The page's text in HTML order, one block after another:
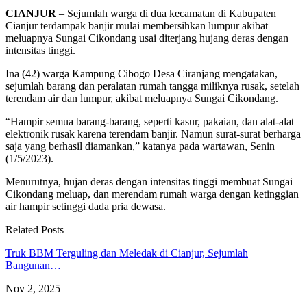
CIANJUR – Sejumlah warga di dua kecamatan di Kabupaten
Cianjur terdampak banjir mulai membersihkan lumpur akibat
meluapnya Sungai Cikondang usai diterjang hujang deras dengan
intensitas tinggi.
Ina (42) warga Kampung Cibogo Desa Ciranjang mengatakan,
sejumlah barang dan peralatan rumah tangga miliknya rusak, setelah
terendam air dan lumpur, akibat meluapnya Sungai Cikondang.
“Hampir semua barang-barang, seperti kasur, pakaian, dan alat-alat
elektronik rusak karena terendam banjir. Namun surat-surat berharga
saja yang berhasil diamankan,” katanya pada wartawan, Senin
(1/5/2023).
Menurutnya, hujan deras dengan intensitas tinggi membuat Sungai
Cikondang meluap, dan merendam rumah warga dengan ketinggian
air hampir setinggi dada pria dewasa.
Related Posts
Truk BBM Terguling dan Meledak di Cianjur, Sejumlah
Bangunan…
Nov 2, 2025